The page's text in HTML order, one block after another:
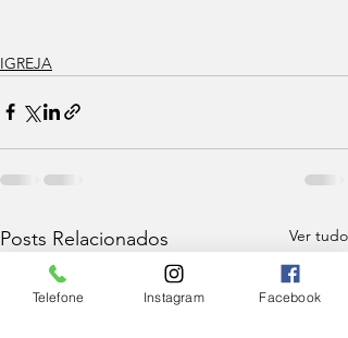
IGREJA
Posts Relacionados Ver tudo
Telefone Instagram Facebook